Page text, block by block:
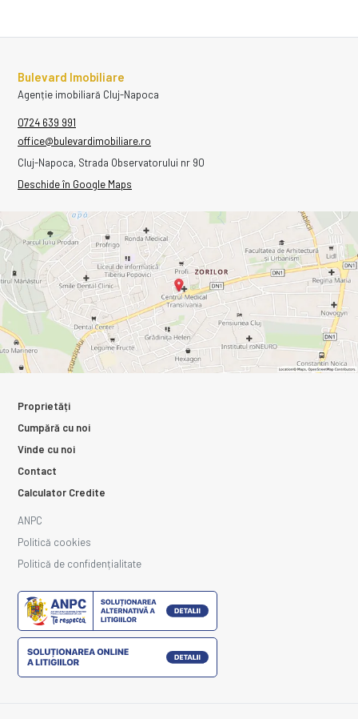
Bulevard Imobiliare
Agenție imobiliară Cluj-Napoca
0724 639 991
office@bulevardimobiliare.ro
Cluj-Napoca, Strada Observatorului nr 90
Deschide în Google Maps
Proprietăți
Cumpără cu noi
Vinde cu noi
Contact
Calculator Credite
ANPC
Politică cookies
Politică de confidențialitate